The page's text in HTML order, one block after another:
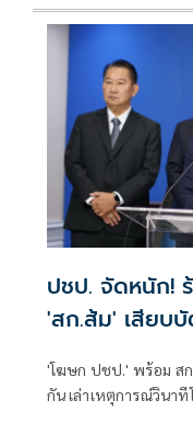
ปชป. จัดหนัก!
'สก.ส้ม' เสียบ
'โฆษก ปชป.' พร้อม ส
กัน เล่าเหตุการณ์วินา